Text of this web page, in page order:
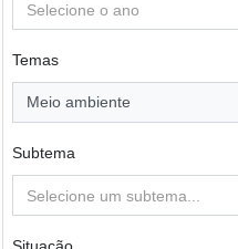
Selecione o ano
Temas
Meio ambiente
Subtema
Selecione um subtema...